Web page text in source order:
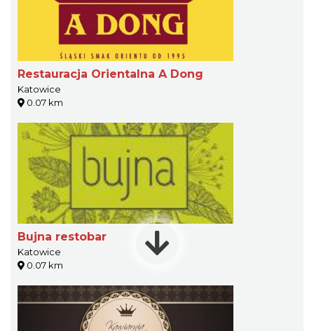
Restauracja Orientalna A Dong
Katowice
0.07 km
Bujna restobar
Katowice
0.07 km